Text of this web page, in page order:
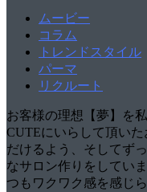
ムービー
コラム
トレンドスタイル
パーマ
リクルート
お客様の理想【夢】を
CUTEにいらして頂い
だけるよう、そしてず
なサロン作りをしてい
つもワクワク感を感じ